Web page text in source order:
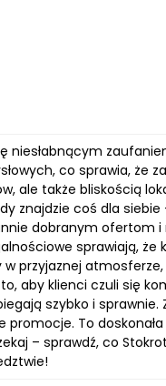
niesłabnącym
co sprawia, że
ale także bliskością
znajdzie coś dla
dobranym ofertom
sprawiają, że
przyjaznej
aby klienci czuli się
szybko i
To
– sprawdź, co